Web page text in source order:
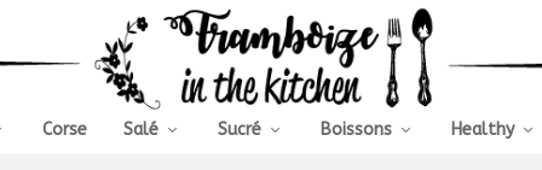
Corse Salé Sucré Boissons Healthy